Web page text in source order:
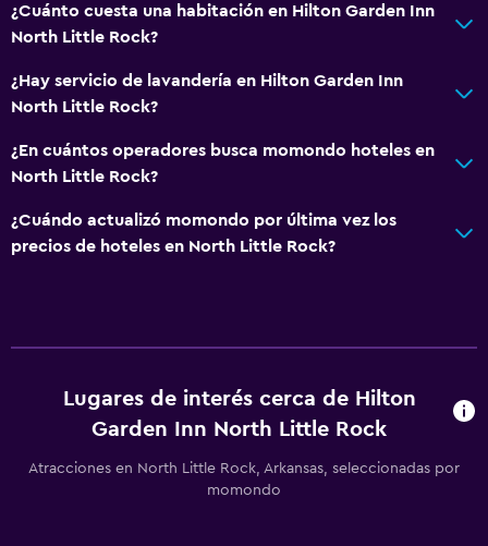
Limpieza diaria
Caja fuerte
Piscina y spa
Piscina (cubierta)
Tina de baño
¿Cuánto cuesta una habitación en Hilton Garden Inn
North Little Rock?
¿Hay servicio de lavandería en Hilton Garden Inn
North Little Rock?
¿En cuántos operadores busca momondo hoteles en
North Little Rock?
¿Cuándo actualizó momondo por última vez los
precios de hoteles en North Little Rock?
Lugares de interés cerca de Hilton
Garden Inn North Little Rock
Atracciones en North Little Rock, Arkansas, seleccionadas por
momondo